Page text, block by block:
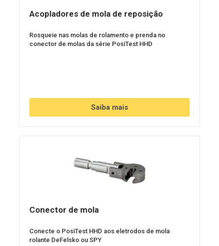
Acopladores de mola de reposição
Rosqueie nas molas de rolamento e prenda no
conector de molas da série PosiTest HHD
Saiba mais
Conector de mola
Conecte o PosiTest HHD aos eletrodos de mola
rolante DeFelsko ou SPY